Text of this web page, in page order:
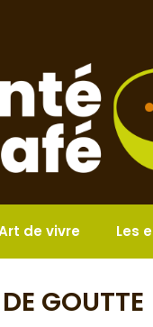
de vivre Les
GOUTTE